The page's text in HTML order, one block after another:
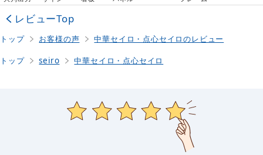
レビューTop
トップ お客様の声 中華セイロ・点心セイロのレビュー
トップ seiro 中華セイロ・点心セイロ